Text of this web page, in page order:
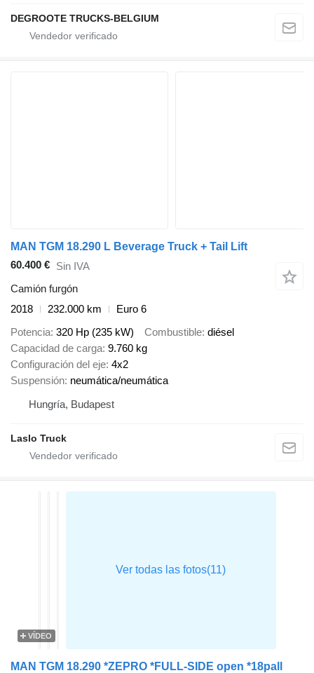
DEGROOTE TRUCKS-BELGIUM
MAN TGM 18.290 L Beverage Truck + Tail Lift
60.400 € Sin IVA
Camión furgón
2018
232.000 km
Euro 6
Potencia 320 Hp (235 kW) Combustible diésel
Capacidad de carga 9.760 kg
Configuración del eje 4x2
Suspensión neumática/neumática
Hungría, Budapest
Laslo Truck
VÍDEO
MAN TGM 18.290 *ZEPRO *FULL-SIDE open *18pall